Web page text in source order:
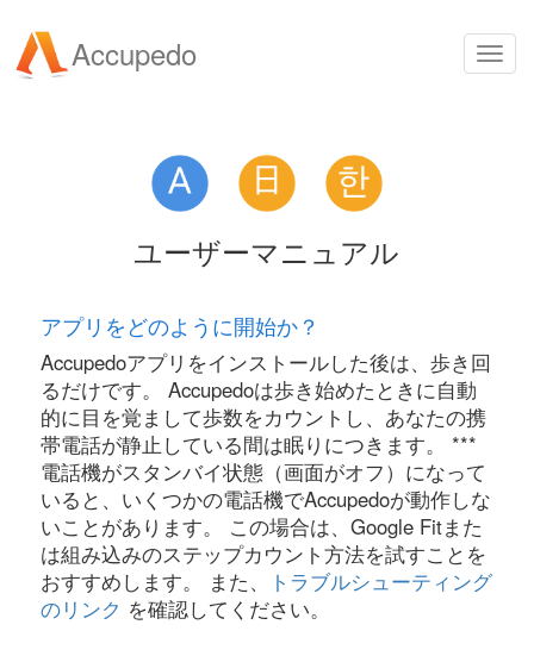
Accupedo
ユーザーマニュアル
アプリをどのように開始か？
Accupedoアプリをインストールした後は、歩き回
るだけです。 Accupedoは歩き始めたときに自動
的に目を覚まして歩数をカウントし、あなたの携
帯電話が静止している間は眠りにつきます。 ***
電話機がスタンバイ状態（画面がオフ）になって
いると、いくつかの電話機でAccupedoが動作しな
いことがあります。 この場合は、Google Fitまた
は組み込みのステップカウント方法を試すことを
おすすめします。 また、
トラブルシューティング
のリンク を確認してください。